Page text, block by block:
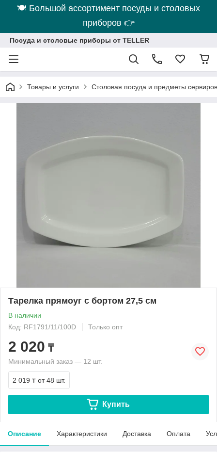
🍽 Большой ассортимент посуды и столовых
приборов 👉
Посуда и столовые приборы от TELLER
Товары и услуги Столовая посуда и предметы
Тарелка прямоуг с бортом 27,5 см
В наличии
Код: RF1791/11/100D
Только опт
2 020 ₸
Минимальный заказ — 12 шт.
2 019 ₸ от 48 шт.
Купить
Описание Характеристики Доставка Оплата